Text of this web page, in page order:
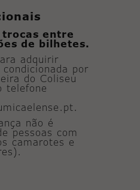
entre
de bilhetes.
adquirir
por
do Coliseu
telefone
não é
pessoas com
camarotes e